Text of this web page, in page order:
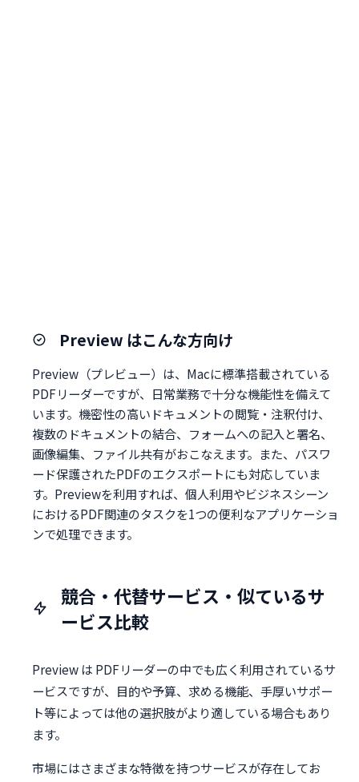
Preview はこんな方向け
Preview（プレビュー）は、Macに標準搭載されている
PDFリーダーですが、日常業務で十分な機能性を備えて
います。機密性の高いドキュメントの閲覧・注釈付け、
複数のドキュメントの結合、フォームへの記入と署名、
画像編集、ファイル共有がおこなえます。また、パスワ
ード保護されたPDFのエクスポートにも対応していま
す。Previewを利用すれば、個人利用やビジネスシーン
におけるPDF関連のタスクを1つの便利なアプリケーショ
ンで処理できます。
競合・代替サービス・似ているサ
ービス比較
Preview は PDFリーダーの中でも広く利用されているサ
ービスですが、目的や予算、求める機能、手厚いサポー
ト等によっては他の選択肢がより適している場合もあり
ます。
市場にはさまざまな特徴を持つサービスが存在してお